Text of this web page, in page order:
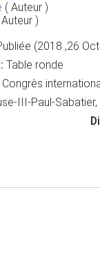
( Auteur )
)
(2018 ,26
Table ronde
Congrès
III-Paul-